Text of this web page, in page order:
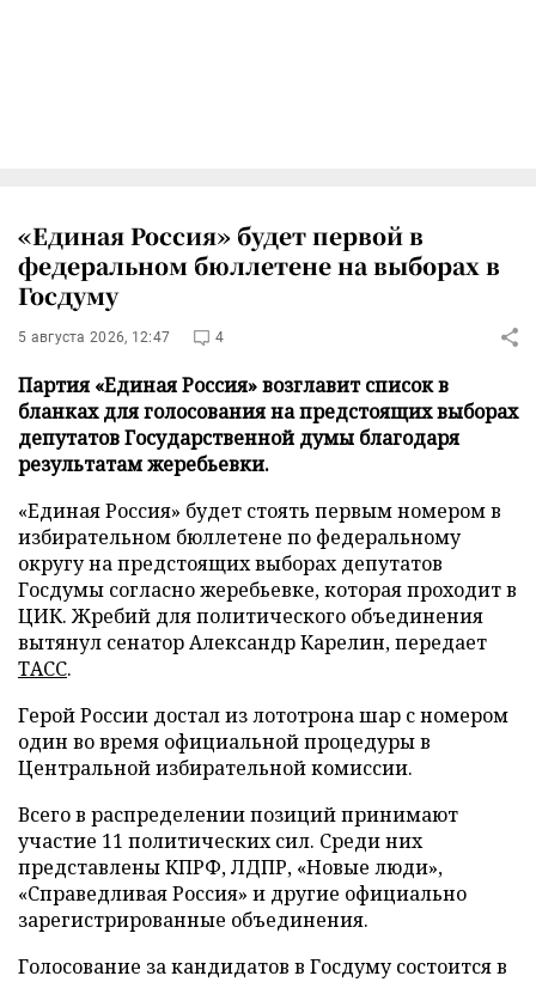
«Единая Россия» будет первой в
федеральном бюллетене на выборах в
Госдуму
5 августа 2026, 12:47 4
Партия «Единая Россия» возглавит список в
бланках для голосования на предстоящих выборах
депутатов Государственной думы благодаря
результатам жеребьевки.
«Единая Россия» будет стоять первым номером в
избирательном бюллетене по федеральному
округу на предстоящих выборах депутатов
Госдумы согласно жеребьевке, которая проходит в
ЦИК. Жребий для политического объединения
вытянул сенатор Александр Карелин, передает
ТАСС.
Герой России достал из лототрона шар с номером
один во время официальной процедуры в
Центральной избирательной комиссии.
Всего в распределении позиций принимают
участие 11 политических сил. Среди них
представлены КПРФ, ЛДПР, «Новые люди»,
«Справедливая Россия» и другие официально
зарегистрированные объединения.
Голосование за кандидатов в Госдуму состоится в